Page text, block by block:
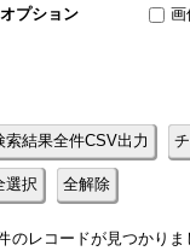
(3)
オプション
画
索結果全件CSV出力
選択 全解除
のレコードが見つかり